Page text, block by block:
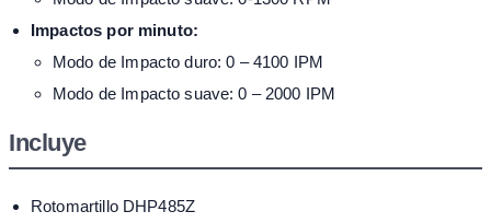
Impactos por minuto:
Modo de Impacto duro: 0 – 4100 IPM
Modo de Impacto suave: 0 – 2000 IPM
Incluye
Rotomartillo DHP485Z